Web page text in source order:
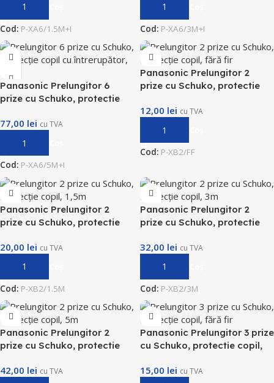
Adaugă În Coș
Cod: P-XA6/1.5M+I
Adaugă În Coș
Cod: P-XA6/3M+I
Panasonic Prelungitor 6
prize cu Schuko, protectie
77,00 lei cu TVA
Adaugă În Coș
Cod: P-XA6/5M+I
Panasonic Prelungitor 2
prize cu Schuko, protectie
12,00 lei cu TVA
Adaugă În Coș
Cod: P-XB2/FF
Panasonic Prelungitor 2
prize cu Schuko, protectie
20,00 lei cu TVA
Adaugă În Coș
Cod: P-XB2/1.5M
Panasonic Prelungitor 2
prize cu Schuko, protectie
32,00 lei cu TVA
Adaugă În Coș
Cod: P-XB2/3M
Panasonic Prelungitor 2
prize cu Schuko, protectie
42,00 lei cu TVA
Panasonic Prelungitor 3 prize
cu Schuko, protectie copil,
15,00 lei cu TVA